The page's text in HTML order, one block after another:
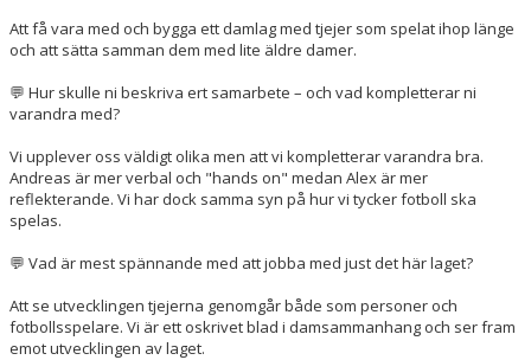
Att få vara med och bygga ett damlag med tjejer som spelat ihop länge
och att sätta samman dem med lite äldre damer.
💬 Hur skulle ni beskriva ert samarbete – och vad kompletterar ni
varandra med?
Vi upplever oss väldigt olika men att vi kompletterar varandra bra.
Andreas är mer verbal och "hands on" medan Alex är mer
reflekterande. Vi har dock samma syn på hur vi tycker fotboll ska
spelas.
💬 Vad är mest spännande med att jobba med just det här laget?
Att se utvecklingen tjejerna genomgår både som personer och
fotbollsspelare. Vi är ett oskrivet blad i damsammanhang och ser fram
emot utvecklingen av laget.